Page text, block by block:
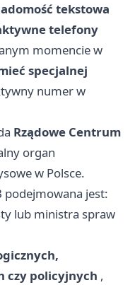
tekstowa
telefony
momencie w
specjalnej
numer w
Rządowe Centrum
organ
w Polsce.
podejmowana jest:
lub ministra spraw
czy policyjnych ,